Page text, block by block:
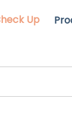
Up